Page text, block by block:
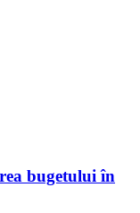
bugetului în